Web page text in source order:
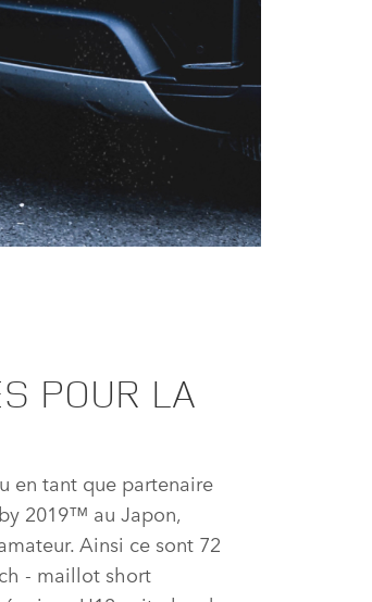
POUR LA
en tant que partenaire
2019™ au Japon,
Ainsi ce sont 72
‑ maillot short